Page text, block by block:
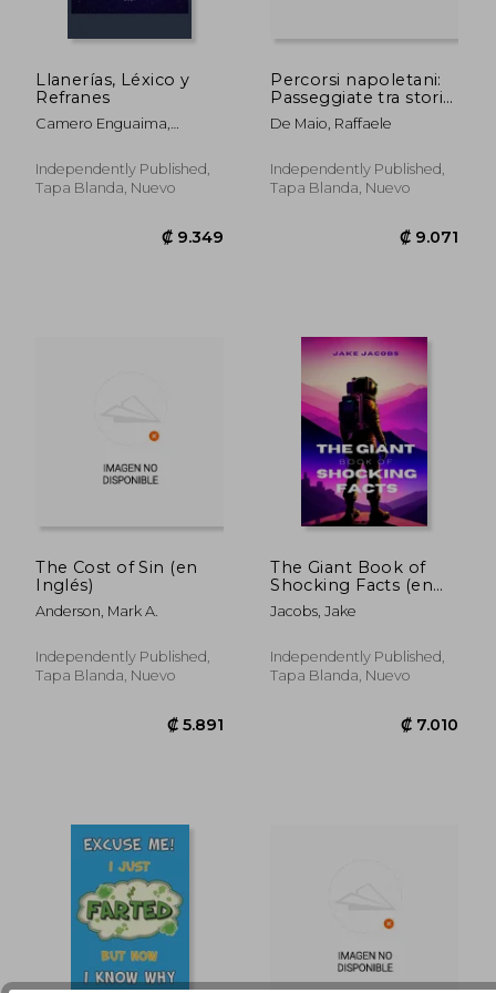
Llanerías, Léxico y
Refranes
Camero Enguaima,
Independently Published,
Tapa Blanda, Nuevo
Percorsi napoletani:
Passeggiate tra storia,
attualità e aneddoti,
con guida al seguito,
turistico della città di
Napoli (en Italiano)
De Maio, Raffaele
Independently Published,
Tapa Blanda, Nuevo
The Cost of Sin (en
Inglés)
Anderson, Mark A.
Independently Published,
Tapa Blanda, Nuevo
The Giant Book of
Shocking Facts (en
Inglés)
Jacobs, Jake
Independently Published,
Tapa Blanda, Nuevo